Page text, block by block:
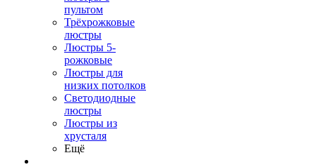
пультом
Трёхрожковые
люстры
Люстры 5-
рожковые
Люстры для
низких потолков
Cветодиодные
люстры
Люстры из
хрусталя
Ещё